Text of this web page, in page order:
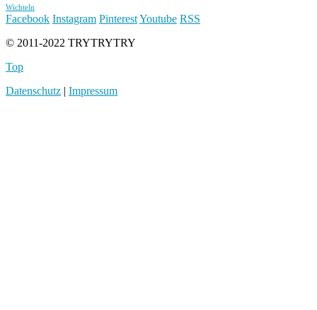
Wichteln
Facebook Instagram PinterestYoutube RSS
© 2011-2022 TRYTRYTRY
Top
Datenschutz | Impressum